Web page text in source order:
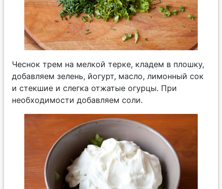
Чеснок трем на мелкой терке, кладем в плошку,
добавляем зелень, йогурт, масло, лимонный сок
и стекшие и слегка отжатые огурцы. При
необходимости добавляем соли.